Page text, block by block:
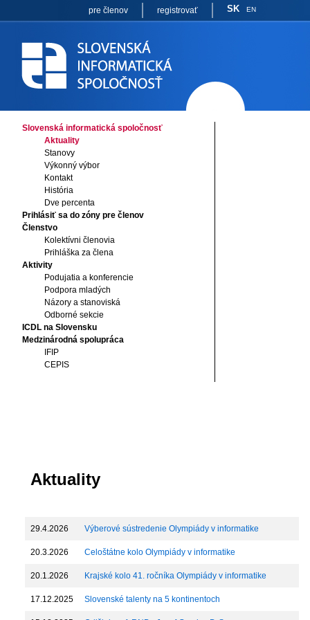
pre členov registrovať SK EN
Slovenská informatická spoločnosť
Aktuality
Stanovy
Výkonný výbor
Kontakt
História
Dve percenta
Prihlásiť sa do zóny pre členov
Členstvo
Kolektívni členovia
Prihláška za člena
Aktivity
Podujatia a konferencie
Podpora mladých
Názory a stanoviská
Odborné sekcie
ICDL na Slovensku
Medzinárodná spolupráca
IFIP
CEPIS
Aktuality
29.4.2026 Výberové sústredenie Olympiády v informatike
20.3.2026 Celoštátne kolo Olympiády v informatike
20.1.2026 Krajské kolo 41. ročníka Olympiády v informatike
17.12.2025 Slovenské talenty na 5 kontinentoch